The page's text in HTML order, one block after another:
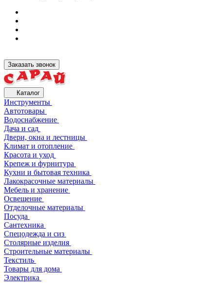
Заказать звонок
Каталог
Инструменты
Автотовары
Водоснабжение
Дача и сад
Двери, окна и лестницы
Климат и отопление
Красота и уход
Крепеж и фурнитура
Кухни и бытовая техника
Лакокрасочные материалы
Мебель и хранение
Освещение
Отделочные материалы
Посуда
Сантехника
Спецодежда и сиз
Столярные изделия
Строительные материалы
Текстиль
Товары для дома
Электрика